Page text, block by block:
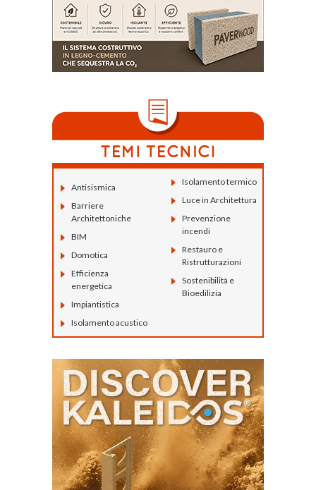
Antisismica
Barriere
Architettoniche
BIM
Domotica
Efficienza
energetica
Impiantistica
Isolamento acustico
Isolamento termico
Luce in Architettura
Prevenzione
incendi
Restauro e
Ristrutturazioni
Sostenibilità e
Bioedilizia